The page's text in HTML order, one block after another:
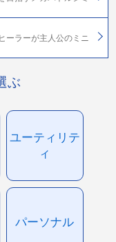
ーラーが主人公のミニ
ぶ
ユーティリテ
ィ
パーソナル